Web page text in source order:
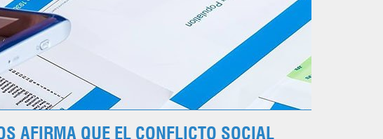
AFIRMA QUE EL CONFLICTO SOCIAL